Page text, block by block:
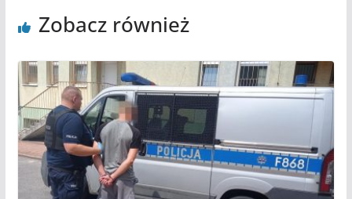
Zobacz również